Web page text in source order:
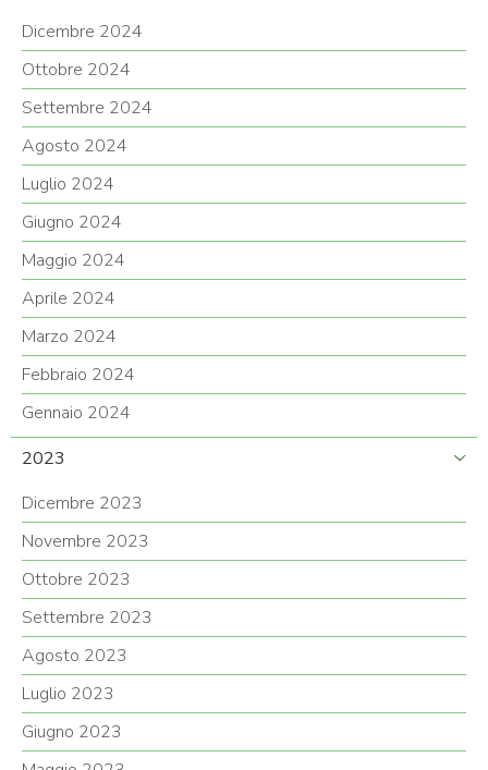
Dicembre 2024
Ottobre 2024
Settembre 2024
Agosto 2024
Luglio 2024
Giugno 2024
Maggio 2024
Aprile 2024
Marzo 2024
Febbraio 2024
Gennaio 2024
2023
Dicembre 2023
Novembre 2023
Ottobre 2023
Settembre 2023
Agosto 2023
Luglio 2023
Giugno 2023